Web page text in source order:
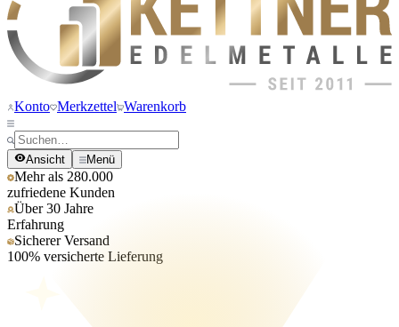
Konto Merkzettel Warenkorb
Ansicht Menü
Mehr als 280.000
zufriedene Kunden
Über 30 Jahre
Erfahrung
Sicherer Versand
100% versicherte Lieferung